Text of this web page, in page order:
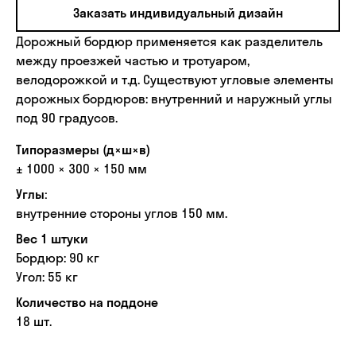
Заказать индивидуальный дизайн
Дорожный бордюр применяется как разделитель
между проезжей частью и тротуаром,
велодорожкой и т.д. Существуют угловые элементы
дорожных бордюров: внутренний и наружный углы
под 90 градусов.
Типоразмеры (д×ш×в)
± 1000 × 300 × 150 мм
Углы:
внутренние стороны углов 150 мм.
Вес 1 штуки
Бордюр: 90 кг
Угол: 55 кг
Количество на поддоне
18 шт.